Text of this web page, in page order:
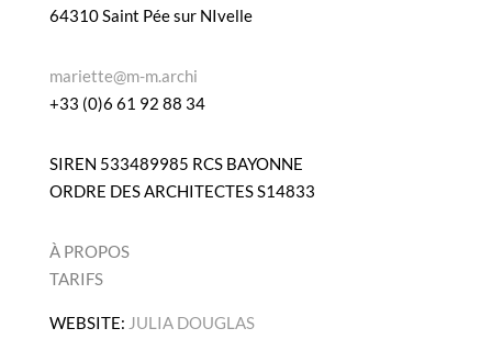
64310 Saint Pée sur NIvelle
mariette@m-m.archi
+33 (0)6 61 92 88 34
SIREN 533489985 RCS BAYONNE
ORDRE DES ARCHITECTES S14833
À PROPOS
TARIFS
WEBSITE: JULIA DOUGLAS